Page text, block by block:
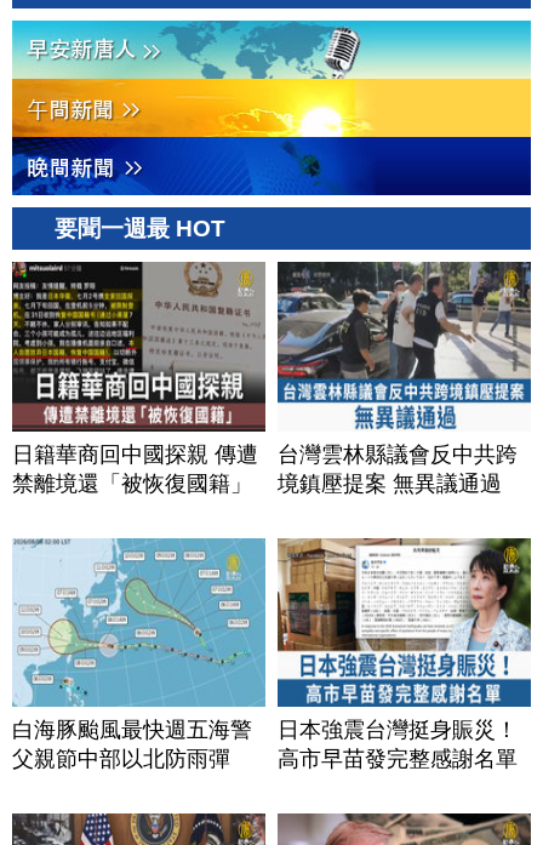
要聞一週最 HOT
日籍華商回中國探親 傳遭
禁離境還「被恢復國籍」
台灣雲林縣議會反中共跨
境鎮壓提案 無異議通過
白海豚颱風最快週五海警
父親節中部以北防雨彈
日本強震台灣挺身賑災！
高市早苗發完整感謝名單